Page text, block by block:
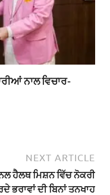
ਨਾਲ ਵਿਚਾਰ-
NEXT ARTICLE
ਹੈਲਥ ਮਿਸ਼ਨ ਵਿੱਚ ਨੋਕਰੀ
ਭਰਾਵਾਂ ਦੀ ਬਿਨਾਂ ਤਨਖਾਹ